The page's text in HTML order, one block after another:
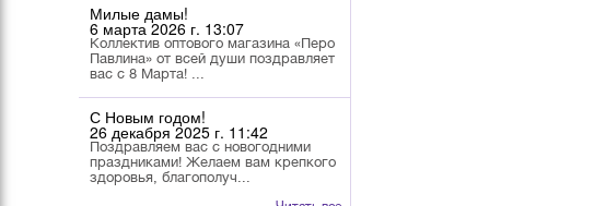
Милые дамы!
6 марта 2026 г. 13:07
Коллектив оптового магазина «Перо
Павлина» от всей души поздравляет
вас с 8 Марта! ...
С Новым годом!
26 декабря 2025 г. 11:42
Поздравляем вас с новогодними
праздниками! Желаем вам крепкого
здоровья, благополуч...